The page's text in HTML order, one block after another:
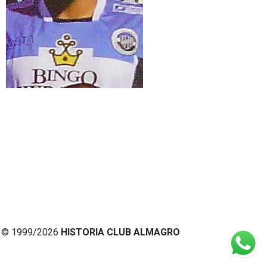
© 1999/2026 HISTORIA CLUB ALMAGRO